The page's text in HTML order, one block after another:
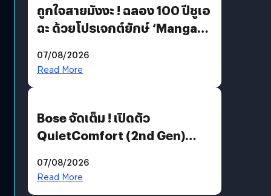
ถูกใจสายมังงะ ! ฉลอง 100 ปีชูเอ
ฉะ ด้วยโปรเจกต์ยักษ์ ‘Manga
มีภาษาไทยด้วย
07/08/2026
Read More
Bose จัดเต็ม ! เปิดตัว
QuietComfort (2nd Gen)
07/08/2026
Read More